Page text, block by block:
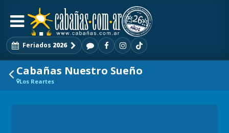
Feriados 2026
Cabañas Nuestro Sueño
Los Reartes